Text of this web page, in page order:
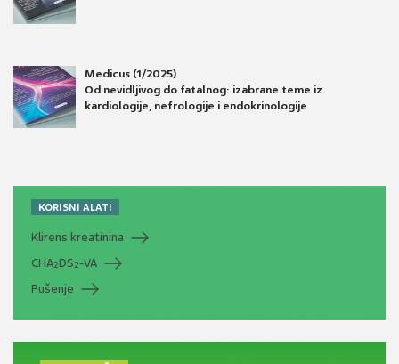
Medicus (1/2025)
Od nevidljivog do fatalnog: izabrane teme iz
kardiologije, nefrologije i endokrinologije
KORISNI ALATI
Klirens kreatinina
CHA2DS2-VA
Pušenje